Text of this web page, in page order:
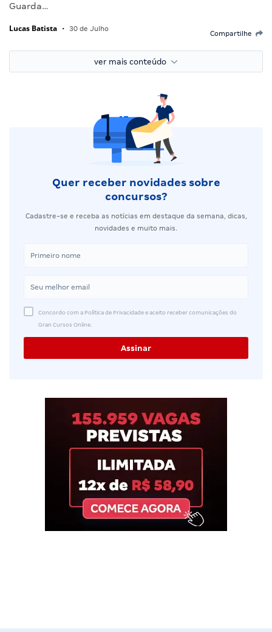
Guarda…
Lucas Batista • 30 de Julho
Compartilhe
ver mais conteúdo
Quer receber novidades sobre
concursos?
Cadastre-se e receba as notícias em destaque da semana, dicas,
novidades e muito mais.
Concordo com a Política de Privacidade e aceito receber comunicações do
Gran Cursos Online.